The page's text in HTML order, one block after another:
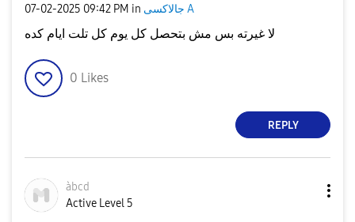
‎07-02-2025 09:42 PM in جالاكسى A
لا غيرته بس مش بتحصل كل يوم كل تلت ايام كده
0 Likes
REPLY
àbcd
Active Level 5